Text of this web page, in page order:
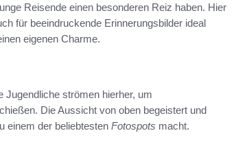
Reisende einen besonderen Reiz haben. Hier
für beeindruckende Erinnerungsbilder ideal
eigenen Charme.
Jugendliche strömen hierher, um
Die Aussicht von oben begeistert und
einem der beliebtesten Fotospots macht.